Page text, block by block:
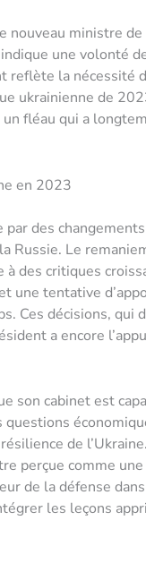
nouveau ministre
une volonté
reflète la nécessité
ukrainienne de
fléau qui a
en 2023
des
Russie. Le
des critiques
une tentative
Ces décisions, qui
a encore
son cabinet est
de
perçue comme
de la défense
les leçons